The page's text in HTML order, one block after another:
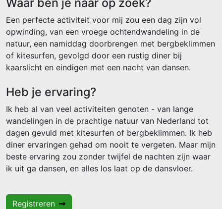
Een perfecte activiteit voor mij zou een dag zijn vol
opwinding, van een vroege ochtendwandeling in de
natuur, een namiddag doorbrengen met bergbeklimmen
of kitesurfen, gevolgd door een rustig diner bij
kaarslicht en eindigen met een nacht van dansen.
Heb je ervaring?
Ik heb al van veel activiteiten genoten - van lange
wandelingen in de prachtige natuur van Nederland tot
dagen gevuld met kitesurfen of bergbeklimmen. Ik heb
diner ervaringen gehad om nooit te vergeten. Maar mijn
beste ervaring zou zonder twijfel de nachten zijn waar
ik uit ga dansen, en alles los laat op de dansvloer.
Registreren